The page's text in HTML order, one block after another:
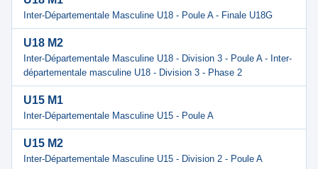
Inter-Départementale Masculine U18 - Poule A - Finale U18G
U18 M2
Inter-Départementale Masculine U18 - Division 3 - Poule A - Inter-
départementale masculine U18 - Division 3 - Phase 2
U15 M1
Inter-Départementale Masculine U15 - Poule A
U15 M2
Inter-Départementale Masculine U15 - Division 2 - Poule A